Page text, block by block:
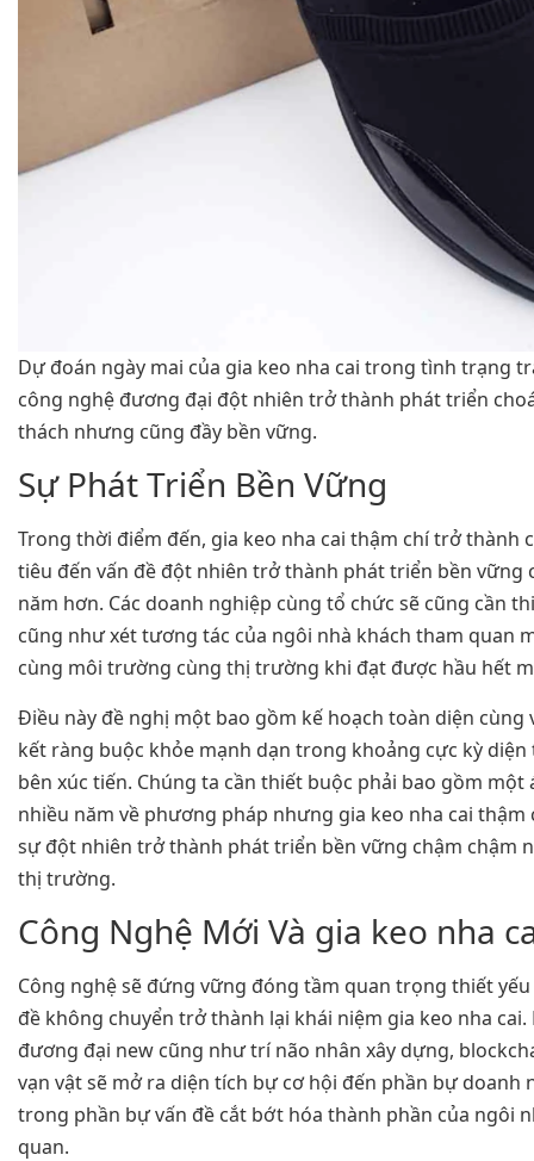
Dự đoán ngày mai của gia keo nha cai trong tình trạng
công nghệ đương đại đột nhiên trở thành phát triển
thách nhưng cũng đầy bền vững.
Sự Phát Triển Bền Vững
Trong thời điểm đến, gia keo nha cai thậm chí trở thành
tiêu đến vấn đề đột nhiên trở thành phát triển bền vững
năm hơn. Các doanh nghiệp cùng tổ chức sẽ cũng cần
cũng như xét tương tác của ngôi nhà khách tham quan
cùng môi trường cùng thị trường khi đạt được hầu hết
Điều này đề nghị một bao gồm kế hoạch toàn diện cùng
kết ràng buộc khỏe mạnh dạn trong khoảng cực kỳ
bên xúc tiến. Chúng ta cần thiết buộc phải bao gồm một
nhiều năm về phương pháp nhưng gia keo nha cai thậm
sự đột nhiên trở thành phát triển bền vững chậm chậm
thị trường.
Công Nghệ Mới Và gia keo nha
Công nghệ sẽ đứng vững đóng tầm quan trọng thiết
đề không chuyển trở thành lại khái niệm gia keo nha
đương đại new cũng như trí não nhân xây dựng,
vạn vật sẽ mở ra diện tích bự cơ hội đến phần bự doanh
trong phần bự vấn đề cắt bớt hóa thành phần của ngôi
quan.